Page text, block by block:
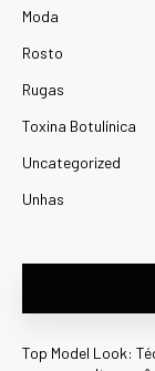
Moda
Rosto
Rugas
Toxina Botulínica
Uncategorized
Unhas
Top Model Look: